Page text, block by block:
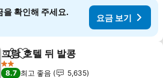
을 확인해 주세요.
요금 보기
공유 즐겨찾기에 추가
그랑 호텔 뒤 발콩
2 성급
8.7 최고 좋음
5,635